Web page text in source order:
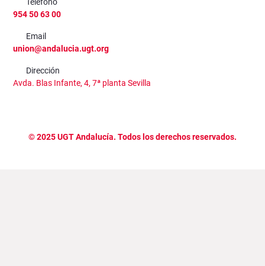
954 50 63 00
Email
union@andalucia.ugt.org
Dirección
Avda. Blas Infante, 4, 7ª planta Sevilla
©2025UGT Andalucía. Todos los derechos reservados.